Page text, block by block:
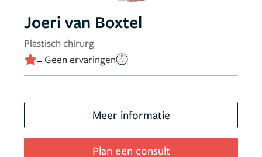
Joeri van Boxtel
Plastisch chirurg
- Geen ervaringen
Meer informatie
Plan een consult